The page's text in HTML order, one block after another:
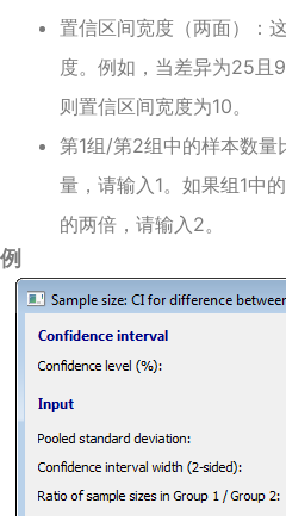
置信区间宽度（两面）：
度。例如，当差异为25且
则置信区间宽度为10。
第1组/第2组中的样本数量
量，请输入1。如果组1中
的两倍，请输入2。
例